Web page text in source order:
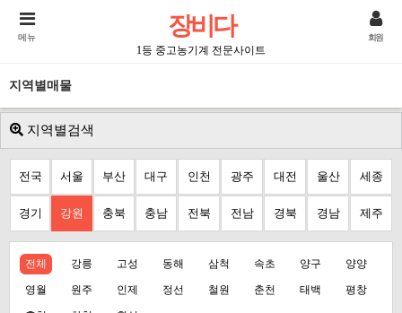
장비다
1등 중고농기계 전문사이트
메뉴 회원
지역별매물
지역별검색
전국 서울 부산 대구 인천 광주 대전 울산 세종
경기 강원 충북 충남 전북 전남 경북 경남 제주
전체 강릉 고성 동해 삼척 속초 양구 양양
영월 원주 인제 정선 철원 춘천 태백 평창